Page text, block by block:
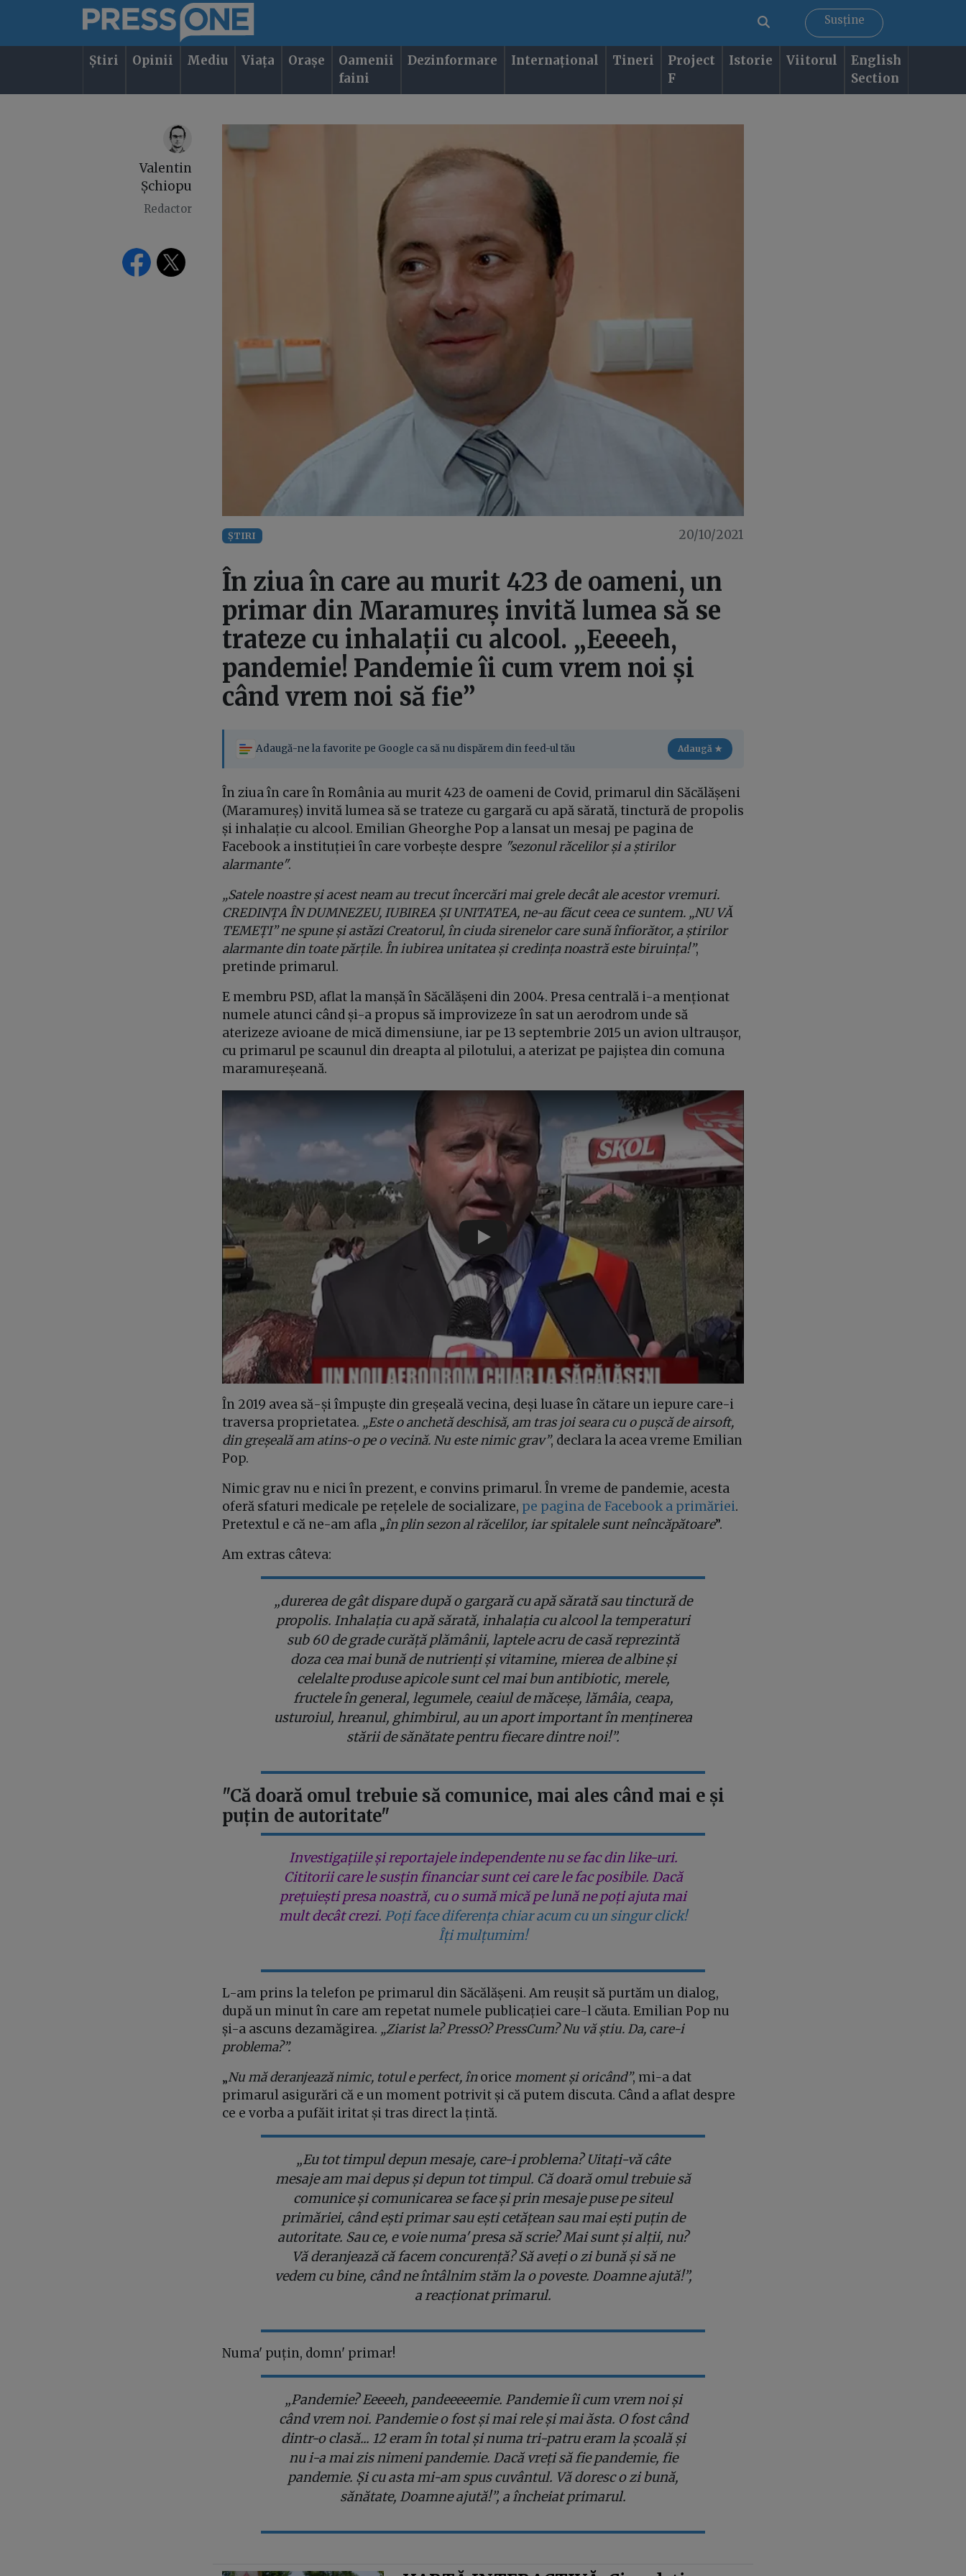
Susține
Știri Opinii Mediu Viața Orașe
Oamenii
faini
Dezinformare Internațional Tineri
Project
F
Istorie Viitorul
English
Section
Valentin
Șchiopu
Redactor
ȘTIRI 20/10/2021
În ziua în care au murit 423 de oameni, un
primar din Maramureș invită lumea să se
trateze cu inhalații cu alcool. „Eeeeeh,
pandemie! Pandemie îi cum vrem noi și
când vrem noi să fie”
Adaugă-ne la favorite pe Google ca să nu dispărem din feed-ul tău Adaugă ★
În ziua în care în România au murit 423 de oameni de Covid, primarul din Săcălășeni
(Maramureș) invită lumea să se trateze cu gargară cu apă sărată, tinctură de propolis
și inhalație cu alcool. Emilian Gheorghe Pop a lansat un mesaj pe pagina de
Facebook a instituției în care vorbește despre "sezonul răcelilor și a știrilor
alarmante".
„Satele noastre și acest neam au trecut încercări mai grele decât ale acestor vremuri.
CREDINȚA ÎN DUMNEZEU, IUBIREA ȘI UNITATEA, ne-au făcut ceea ce suntem. „NU VĂ
TEMEȚI” ne spune și astăzi Creatorul, în ciuda sirenelor care sună înfiorător, a știrilor
alarmante din toate părțile. În iubirea unitatea și credința noastră este biruința!”,
pretinde primarul.
E membru PSD, aflat la manșă în Săcălășeni din 2004. Presa centrală i-a menționat
numele atunci când și-a propus să improvizeze în sat un aerodrom unde să
aterizeze avioane de mică dimensiune, iar pe 13 septembrie 2015 un avion ultraușor,
cu primarul pe scaunul din dreapta al pilotului, a aterizat pe pajiștea din comuna
maramureșeană.
Play
În 2019 avea să-și împuște din greșeală vecina, deși luase în cătare un iepure care-i
traversa proprietatea. „Este o anchetă deschisă, am tras joi seara cu o pușcă de airsoft,
din greșeală am atins-o pe o vecină. Nu este nimic grav”, declara la acea vreme Emilian
Pop.
Nimic grav nu e nici în prezent, e convins primarul. În vreme de pandemie, acesta
oferă sfaturi medicale pe rețelele de socializare, pe pagina de Facebook a primăriei.
Pretextul e că ne-am afla „în plin sezon al răcelilor, iar spitalele sunt neîncăpătoare”.
Am extras câteva:
„durerea de gât dispare după o gargară cu apă sărată sau tinctură de
propolis. Inhalația cu apă sărată, inhalația cu alcool la temperaturi
sub 60 de grade curăță plămânii, laptele acru de casă reprezintă
doza cea mai bună de nutrienți și vitamine, mierea de albine și
celelalte produse apicole sunt cel mai bun antibiotic, merele,
fructele în general, legumele, ceaiul de măceșe, lămâia, ceapa,
usturoiul, hreanul, ghimbirul, au un aport important în menținerea
stării de sănătate pentru fiecare dintre noi!”.
"Că doară omul trebuie să comunice, mai ales când mai e și
puțin de autoritate"
Investigațiile și reportajele independente nu se fac din like-uri.
Cititorii care le susțin financiar sunt cei care le fac posibile. Dacă
prețuiești presa noastră, cu o sumă mică pe lună ne poți ajuta mai
mult decât crezi. Poți face diferența chiar acum cu un singur click!
Îți mulțumim!
L-am prins la telefon pe primarul din Săcălășeni. Am reușit să purtăm un dialog,
după un minut în care am repetat numele publicației care-l căuta. Emilian Pop nu
și-a ascuns dezamăgirea. „Ziarist la? PressO? PressCum? Nu vă știu. Da, care-i
problema?”.
„Nu mă deranjează nimic, totul e perfect, înorice moment și oricând”, mi-a dat
primarul asigurări că e un moment potrivit și că putem discuta. Când a aflat despre
ce e vorba a pufăit iritat și tras direct la țintă.
„Eu tot timpul depun mesaje, care-i problema? Uitați-vă câte
mesaje am mai depus și depun tot timpul. Că doară omul trebuie să
comunice și comunicarea se face și prin mesaje puse pe siteul
primăriei, când ești primar sau ești cetățean sau mai ești puțin de
autoritate. Sau ce, e voie numa' presa să scrie? Mai sunt și alții, nu?
Vă deranjează că facem concurență? Să aveți o zi bună și să ne
vedem cu bine, când ne întâlnim stăm la o poveste. Doamne ajută!”,
a reacționat primarul.
Numa' puțin, domn' primar!
„Pandemie? Eeeeeh, pandeeeeemie. Pandemie îi cum vrem noi și
când vrem noi. Pandemie o fost și mai rele și mai ăsta. O fost când
dintr-o clasă... 12 eram în total și numa tri-patru eram la școală și
nu i-a mai zis nimeni pandemie. Dacă vreți să fie pandemie, fie
pandemie. Și cu asta mi-am spus cuvântul. Vă doresc o zi bună,
sănătate, Doamne ajută!”, a încheiat primarul.